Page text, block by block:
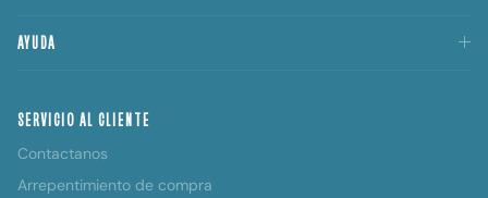
AYUDA
SERVICIO AL CLIENTE
Contactanos
Arrepentimiento de compra